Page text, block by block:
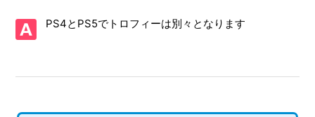
ますかPS4とPS5でトロフィーは別々となります